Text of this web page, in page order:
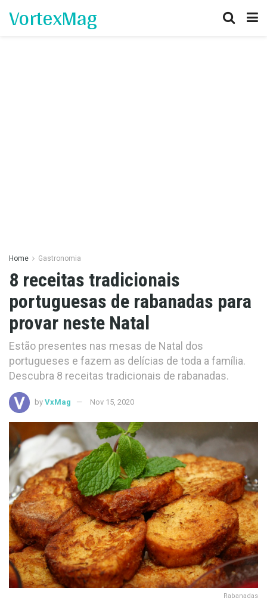
VortexMag
Home Gastronomia
8 receitas tradicionais
portuguesas de rabanadas para
provar neste Natal
Estão presentes nas mesas de Natal dos
portugueses e fazem as delícias de toda a família.
Descubra 8 receitas tradicionais de rabanadas.
by VxMag Nov 15, 2020
Rabanadas